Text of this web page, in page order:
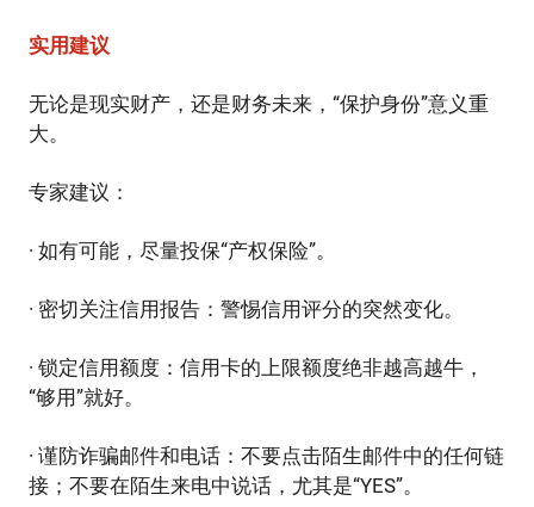
实用建议
无论是现实财产，还是财务未来，“保护身份”意义重
大。
专家建议：
· 如有可能，尽量投保“产权保险”。
· 密切关注信用报告：警惕信用评分的突然变化。
· 锁定信用额度：信用卡的上限额度绝非越高越牛，
“够用”就好。
· 谨防诈骗邮件和电话：不要点击陌生邮件中的任何链
接；不要在陌生来电中说话，尤其是“YES”。